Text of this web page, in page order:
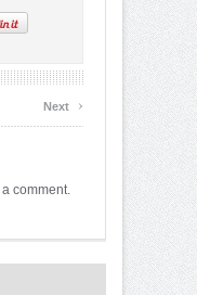
Next ›
comment.